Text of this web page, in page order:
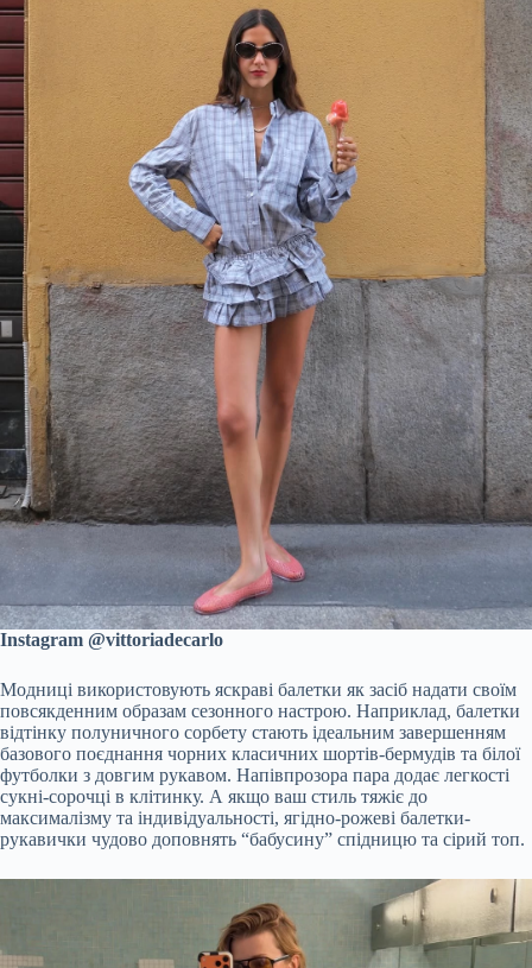
Instagram @vittoriadecarlo
Модниці використовують яскраві балетки як засіб надати своїм
повсякденним образам сезонного настрою. Наприклад, балетки
відтінку полуничного сорбету стають ідеальним завершенням
базового поєднання чорних класичних шортів-бермудів та білої
футболки з довгим рукавом. Напівпрозора пара додає легкості
сукні-сорочці в клітинку. А якщо ваш стиль тяжіє до
максималізму та індивідуальності, ягідно-рожеві балетки-
рукавички чудово доповнять “бабусину” спідницю та сірий топ.